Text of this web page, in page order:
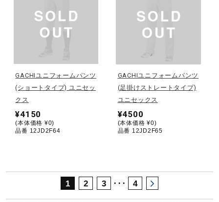
サポート
取扱店一覧
GACHIユニフォームパンツ
(ショートタイプ) ユニセッ
クス
¥4150
(本体価格 ¥0)
品番 12JD2F64
GACHIユニフォームパンツ
(足掛けストレートタイプ)
ユニセックス
¥4500
(本体価格 ¥0)
品番 12JD2F65
1 2 3 ･･･ 4